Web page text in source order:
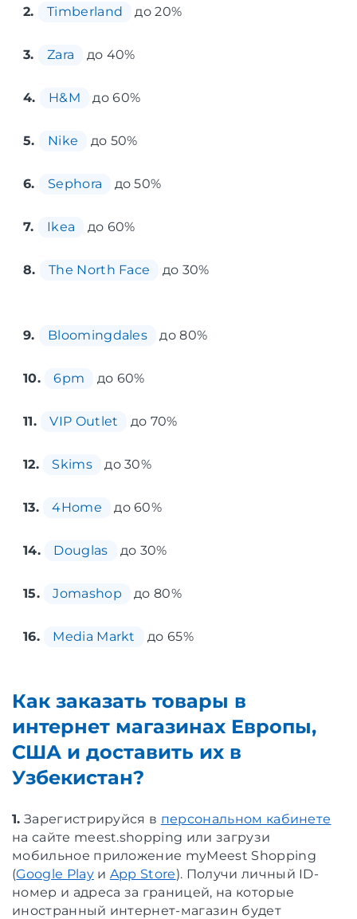
2. Timberland до 20%
3. Zara до 40%
4. H&M до 60%
5. Nike до 50%
6. Sephora до 50%
7. Ikea до 60%
8. The North Face до 30%
9. Bloomingdales до 80%
10. 6pm до 60%
11. VIP Outlet до 70%
12. Skims до 30%
13. 4Home до 60%
14. Douglas до 30%
15. Jomashop до 80%
16. Media Markt до 65%
Как заказать товары в
интернет магазинах Европы,
США и доставить их в
Узбекистан?
1. Зарегистрируйся в персональном кабинете
на сайте meest.shopping или загрузи
мобильное приложение myMeest Shopping
(Google Playи App Store). Получи личный ID-
номер и адреса за границей, на которые
иностранный интернет-магазин будет